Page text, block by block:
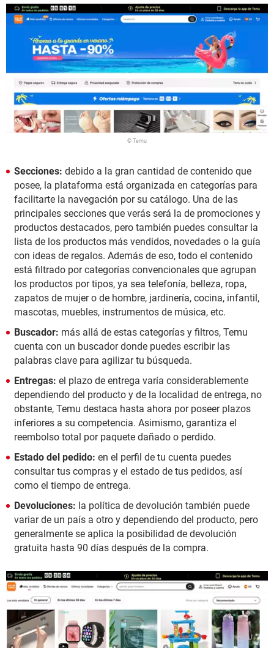
© Temu
Secciones: debido a la gran cantidad de contenido que
posee, la plataforma está organizada en categorías para
facilitarte la navegación por su catálogo. Una de las
principales secciones que verás será la de promociones y
productos destacados, pero también puedes consultar la
lista de los productos más vendidos, novedades o la guía
con ideas de regalos. Además de eso, todo el contenido
está filtrado por categorías convencionales que agrupan
los productos por tipos, ya sea telefonía, belleza, ropa,
zapatos de mujer o de hombre, jardinería, cocina, infantil,
mascotas, muebles, instrumentos de música, etc.
Buscador: más allá de estas categorías y filtros, Temu
cuenta con un buscador donde puedes escribir las
palabras clave para agilizar tu búsqueda.
Entregas: el plazo de entrega varía considerablemente
dependiendo del producto y de la localidad de entrega, no
obstante, Temu destaca hasta ahora por poseer plazos
inferiores a su competencia. Asimismo, garantiza el
reembolso total por paquete dañado o perdido.
Estado del pedido: en el perfil de tu cuenta puedes
consultar tus compras y el estado de tus pedidos, así
como el tiempo de entrega.
Devoluciones: la política de devolución también puede
variar de un país a otro y dependiendo del producto, pero
generalmente se aplica la posibilidad de devolución
gratuita hasta 90 días después de la compra.